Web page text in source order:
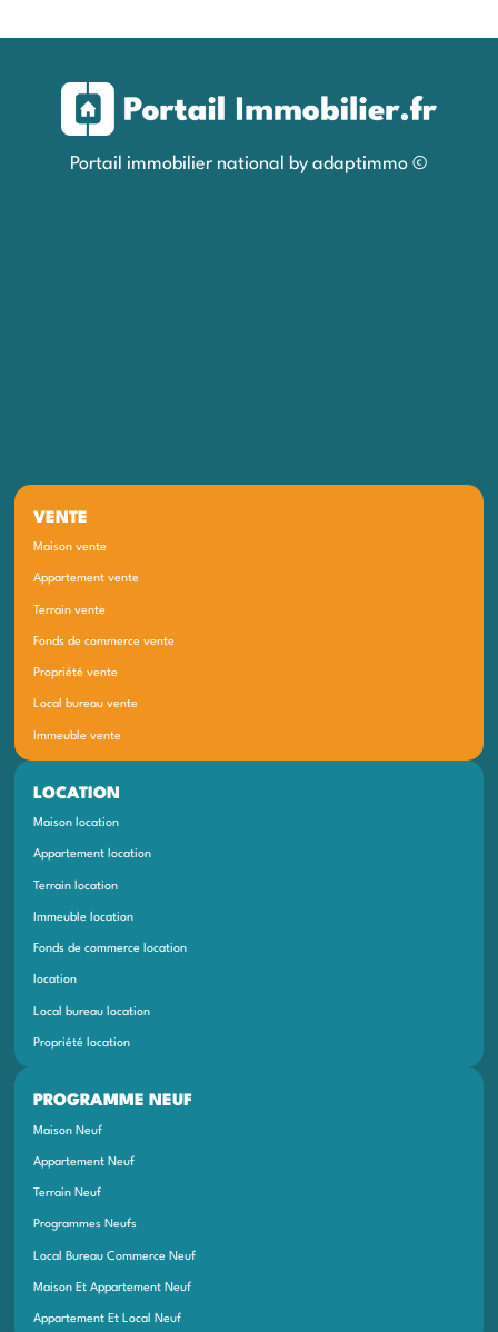
Portail immobilier national by adaptimmo ©
VENTE
Maison vente
Appartement vente
Terrain vente
Local bureau vente
Immeuble vente
Fonds de commerce vente
Propriété vente
LOCATION
Maison location
Appartement location
Terrain location
Local bureau location
Propriété location
Immeuble location
Fonds de commerce location
location
PROGRAMME NEUF
Programmes Neufs
Appartement Neuf
Maison Neuf
Local Bureau Commerce Neuf
Terrain Neuf
Maison Et Appartement Neuf
Appartement Et Local Neuf